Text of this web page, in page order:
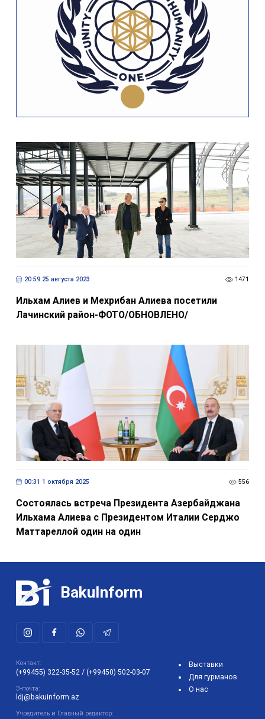
20:59 25 августа 2023 1471
Ильхам Алиев и Мехрибан Алиева посетили
Лачинский район-ФОТО/ОБНОВЛЕНО/
00:31 1 октября 2025 556
Состоялась встреча Президента Азербайджана
Ильхама Алиева с Президентом Италии Серджо
Маттареллой один на один
BakuInform
Контакт:
(+99455) 322-35-52 / (+99450) 502-03-07
Э-почта:
ldj@bakuinform.az
Учредитель и Главный редактор:
Выставки
Для гурманов
О нас